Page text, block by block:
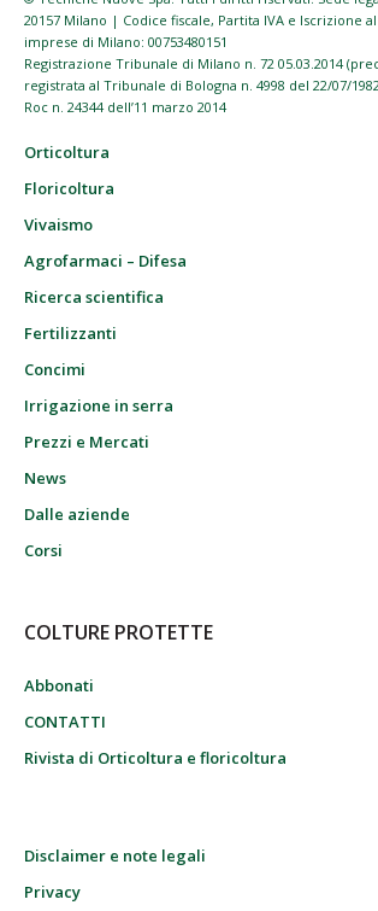
20157 Milano | Codice fiscale, Partita IVA e Iscrizione
imprese di Milano: 00753480151
Registrazione Tribunale di Milano n. 72 05.03.2014
registrata al Tribunale di Bologna n. 4998 del 22/07/
Roc n. 24344 dell’11 marzo 2014
Orticoltura
Floricoltura
Vivaismo
Agrofarmaci – Difesa
Ricerca scientifica
Fertilizzanti
Concimi
Irrigazione in serra
Prezzi e Mercati
News
Dalle aziende
Corsi
COLTURE PROTETTE
Abbonati
CONTATTI
Rivista di Orticoltura e floricoltura
Disclaimer e note legali
Privacy